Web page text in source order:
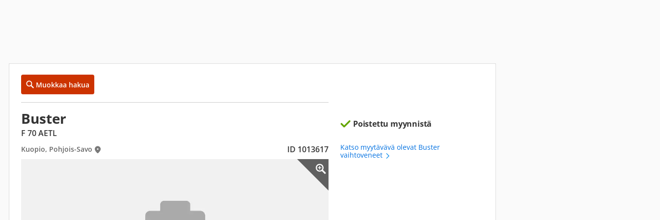
Muokkaa hakua
Buster
F 70 AETL
Kuopio, Pohjois-Savo ID 1013617
Poistettu myynnistä
Katso myytävävä olevat Buster
vaihtoveneet